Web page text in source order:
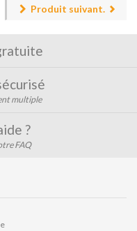
Produit suivant.
multiple
?
FAQ